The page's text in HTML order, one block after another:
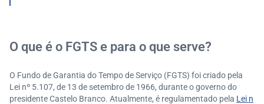
Quais são os ganhos do FGTS Digital para o Departa
mento Pessoal?
Como funciona o pagamento do FGTS via Pix?
A importância do contador nesse processo
O que é o FGTS e para o que serve?
O Fundo de Garantia do Tempo de Serviço (FGTS) foi criado pela
Lei nº 5.107, de 13 de setembro de 1966, durante o governo do
presidente Castelo Branco. Atualmente, é regulamentado pela Lei n